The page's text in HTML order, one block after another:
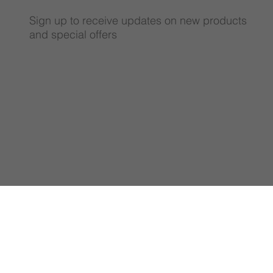
Sign up to receive updates on new products
and special offers